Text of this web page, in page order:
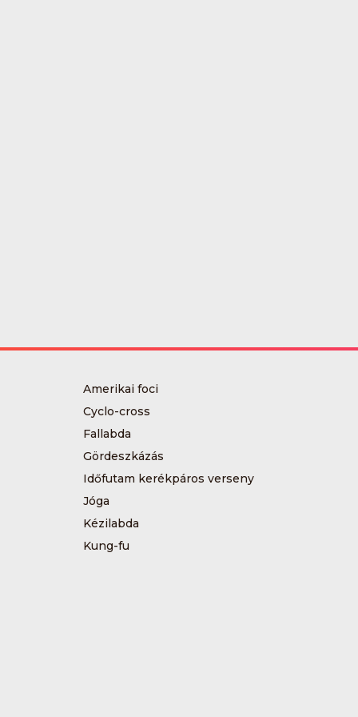
Amerikai foci
Cyclo-cross
Fallabda
Gördeszkázás
Időfutam kerékpáros verseny
Jóga
Kézilabda
Kung-fu